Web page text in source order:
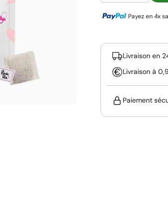
Payez en 4x
Livraison en
Livraison à
Paiement